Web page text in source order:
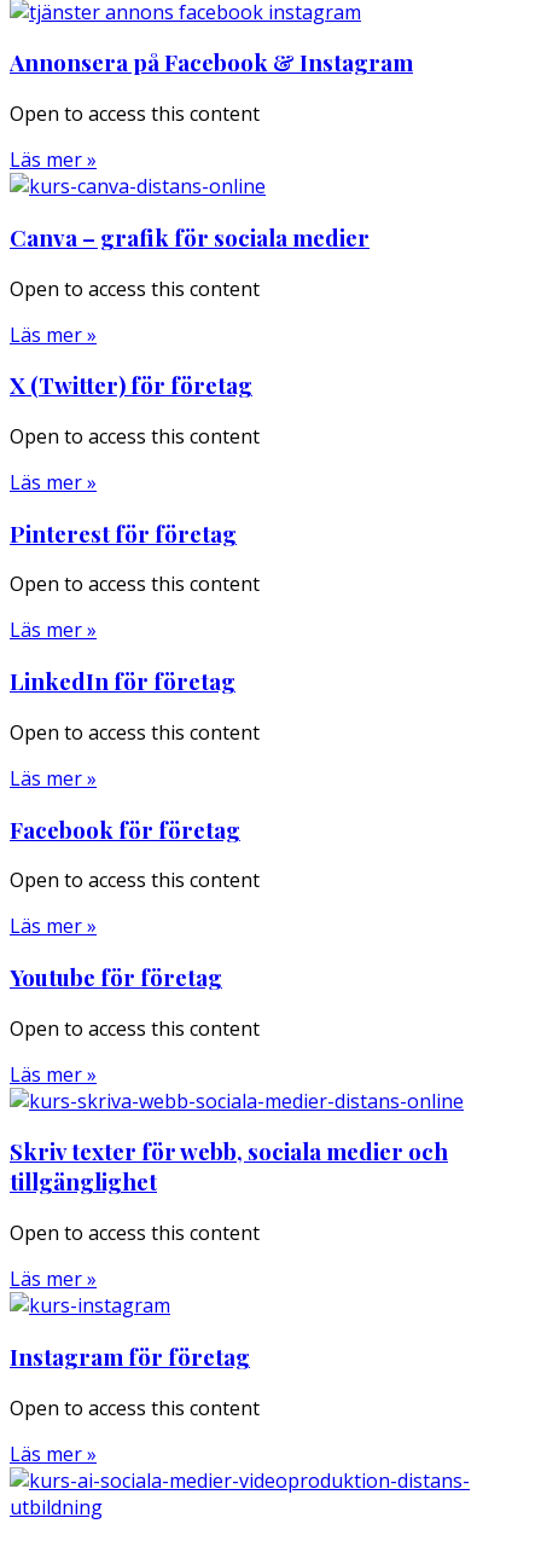
Annonsera på Facebook & Instagram
Open to access this content
Läs mer »
Canva – grafik för sociala medier
Open to access this content
Läs mer »
X (Twitter) för företag
Open to access this content
Läs mer »
Pinterest för företag
Open to access this content
Läs mer »
LinkedIn för företag
Open to access this content
Läs mer »
Facebook för företag
Open to access this content
Läs mer »
Youtube för företag
Open to access this content
Läs mer »
Skriv texter för webb, sociala medier och
tillgänglighet
Open to access this content
Läs mer »
Instagram för företag
Open to access this content
Läs mer »